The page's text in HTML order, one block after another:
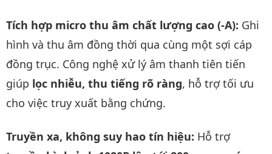
Tích hợp micro thu âm chất lượng cao (-A): Ghi
hình và thu âm đồng thời qua cùng một sợi cáp
đồng trục. Công nghệ xử lý âm thanh tiên tiến
giúp lọc nhiễu, thu tiếng rõ ràng, hỗ trợ tối ưu
cho việc truy xuất bằng chứng.
Truyền xa, không suy hao tín hiệu: Hỗ trợ